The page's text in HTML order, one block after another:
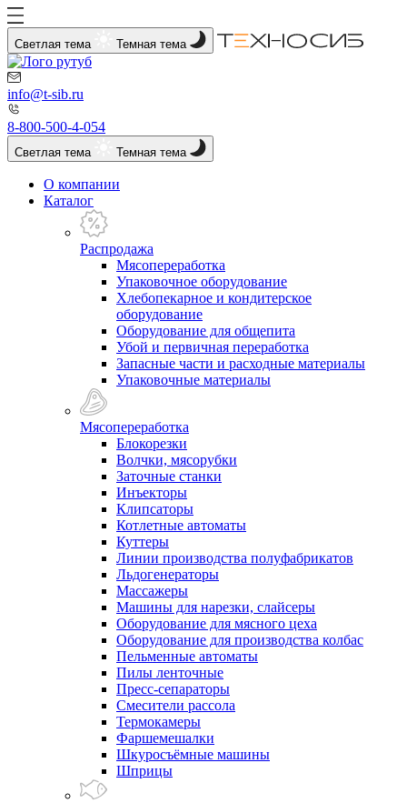
Светлая тема Темная тема
info@t-sib.ru
8-800-500-4-054
Светлая тема Темная тема
О компании
Каталог
Распродажа
Мясопереработка
Упаковочное оборудование
Хлебопекарное и кондитерское
оборудование
Оборудование для общепита
Убой и первичная переработка
Запасные части и расходные материалы
Упаковочные материалы
Мясопереработка
Блокорезки
Волчки, мясорубки
Заточные станки
Инъекторы
Клипсаторы
Котлетные автоматы
Куттеры
Линии производства полуфабрикатов
Льдогенераторы
Массажеры
Машины для нарезки, слайсеры
Оборудование для мясного цеха
Оборудование для производства колбас
Пельменные автоматы
Пилы ленточные
Пресс-сепараторы
Смесители рассола
Термокамеры
Фаршемешалки
Шкуросъёмные машины
Шприцы